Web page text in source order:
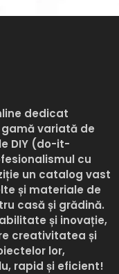
dedicat
variată de
DIY (do-it-
cu
un catalog vast
și materiale de
casă și grădină.
și inovație,
creativitatea și
lor,
rapid și eficient!